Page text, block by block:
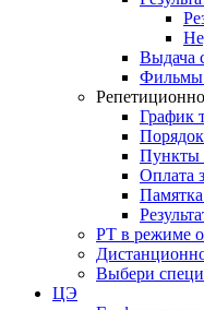
Выдача
График
Пункты
Оплата
РТ в режиме
Выбери
ЦЭ